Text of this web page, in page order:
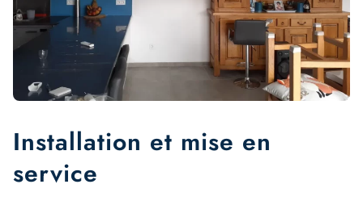
Installation et mise en
service